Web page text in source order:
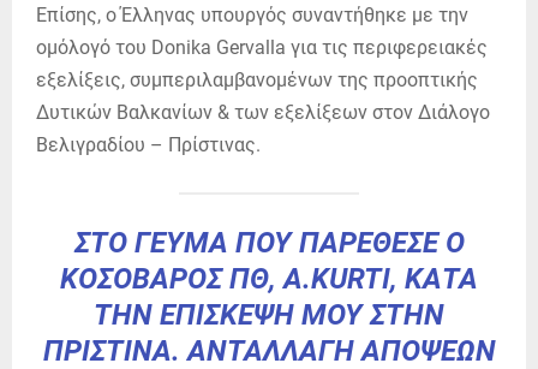
Επίσης, ο Έλληνας υπουργός συναντήθηκε με την
ομόλογό του Donika Gervalla για τις περιφερειακές
εξελίξεις, συμπεριλαμβανομένων της προοπτικής
Δυτικών Βαλκανίων & των εξελίξεων στον Διάλογο
Βελιγραδίου – Πρίστινας.
ΣΤΟ ΓΕΎΜΑ ΠΟΥ ΠΑΡΈΘΕΣΕ Ο
ΚΟΣΟΒΆΡΟΣ ΠΘ, A.KURTI, ΚΑΤΆ
ΤΗΝ ΕΠΊΣΚΕΨΉ ΜΟΥ ΣΤΗΝ
ΠΡΊΣΤΙΝΑ. ΑΝΤΑΛΛΑΓΉ ΑΠΌΨΕΩΝ